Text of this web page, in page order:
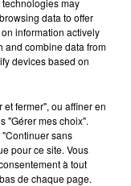
data to offer
information actively
and combine data from
devices based on
fermer", ou affiner en
"Gérer mes choix".
sans
pour ce site. Vous
à tout
de chaque page.